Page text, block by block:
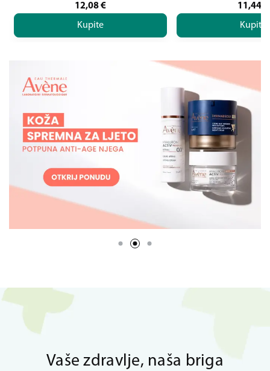
12,08€
Kupite
11,44
Kupite
Vaše zdravlje, naša briga